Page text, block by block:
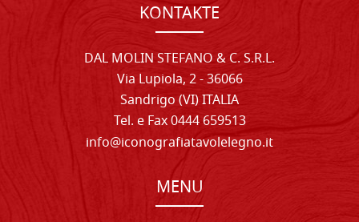
KONTAKTE
DAL MOLIN STEFANO & C. S.R.L.
Via Lupiola, 2 - 36066
Sandrigo (VI) ITALIA
Tel. e Fax 0444 659513
info@iconografiatavolelegno.it
MENU